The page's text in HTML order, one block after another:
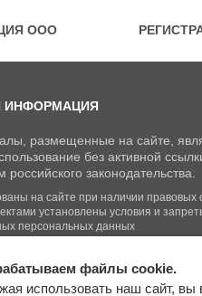
ООО
ИНФОРМАЦИЯ
размещенные на сайте,
без активной
законодательства.
на сайте при наличии правовых
установлены условия и
персональных данных
2013–2026
файлы cookie.
использовать наш сайт,